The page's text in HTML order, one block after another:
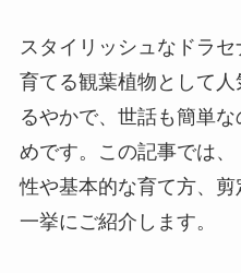
スタイリッシュなドラ
育てる観葉植物として
るやかで、世話も簡単
めです。この記事では
性や基本的な育て方、剪
一挙にご紹介します。